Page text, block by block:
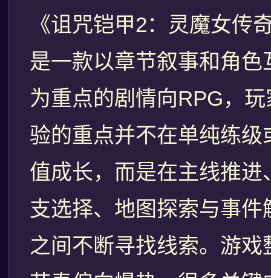
《诅咒铠甲2：灵魔女传
是一款以章节叙事和角色
为重点的剧情向RPG，玩
验的重点并不在单纯练级
值成长，而是在主线推进
支选择、地图探索与事件
之间不断寻找线索。游戏